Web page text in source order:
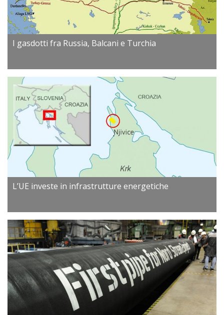
I gasdotti fra Russia, Balcani e Turchia
L’UE investe in infrastrutture energetiche